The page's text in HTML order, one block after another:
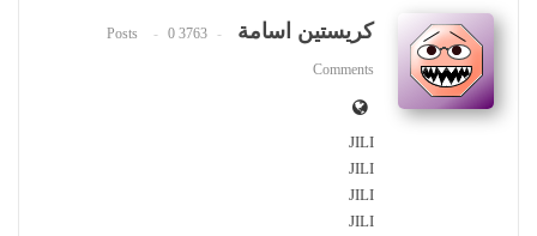
كريستين اسامة 3763 Posts
0
Comments
JILI
JILI
JILI
JILI